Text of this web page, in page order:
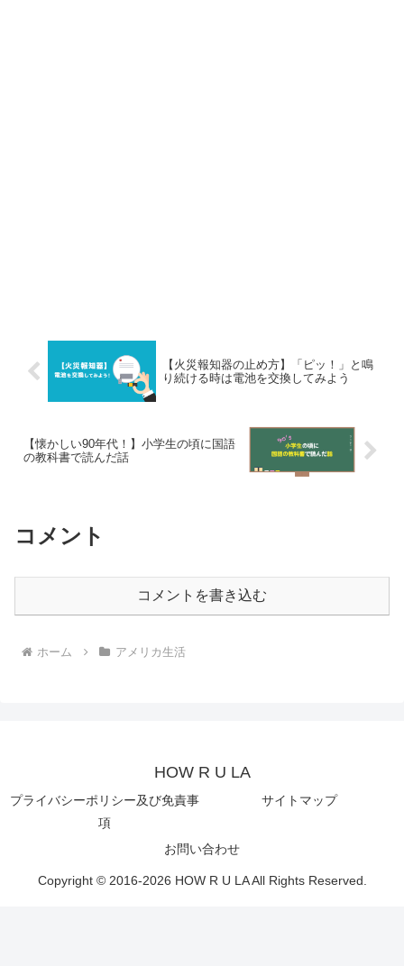
【火災報知器の止め方】「ピッ！」と鳴
り続ける時は電池を交換してみよう
【懐かしい90年代！】小学生の頃に国語
の教科書で読んだ話
コメント
コメントを書き込む
ホーム アメリカ生活
HOW R U LA
プライバシーポリシー及び免責事
項
サイトマップ
お問い合わせ
Copyright © 2016-2026 HOW R U LA All Rights Reserved.